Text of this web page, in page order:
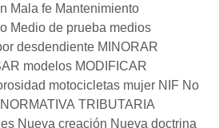
Mala fe Mantenimiento
Medio de prueba medios
desdendiente MINORAR
modelos MODIFICAR
motocicletas mujer NIF No
NORMATIVA TRIBUTARIA
Nueva creación Nueva doctrina